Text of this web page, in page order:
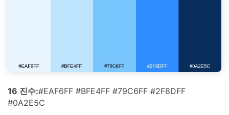
16 진수:#EAF6FF #BFE4FF #79C6FF #2F8DFF
#0A2E5C